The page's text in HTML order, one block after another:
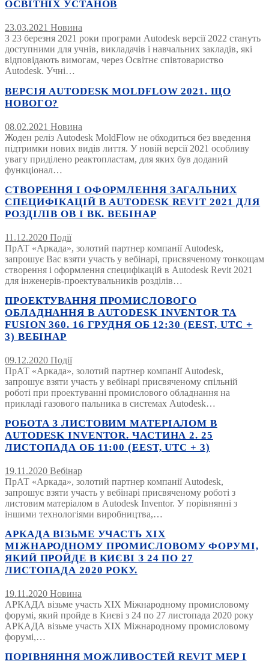
ОСВІТНІХ УСТАНОВ
23.03.2021 Новина
З 23 березня 2021 роки програми Autodesk версії 2022 стануть
доступними для учнів, викладачів і навчальних закладів, які
відповідають вимогам, через Освітнє співтовариство
Autodesk. Учні…
ВЕРСІЯ AUTODESK MOLDFLOW 2021. ЩО
НОВОГО?
08.02.2021 Новина
Жоден реліз Autodesk MoldFlow не обходиться без введення
підтримки нових видів лиття. У новій версії 2021 особливу
увагу приділено реактопластам, для яких був доданий
функціонал…
СТВОРЕННЯ І ОФОРМЛЕННЯ ЗАГАЛЬНИХ
СПЕЦИФІКАЦІЙ В AUTODESK REVIT 2021 ДЛЯ
РОЗДІЛІВ ОВ І ВК. ВЕБІНАР
11.12.2020 Події
ПрАТ «Аркада», золотий партнер компанії Autodesk,
запрошує Вас взяти участь у вебінарі, присвяченому тонкощам
створення і оформлення специфікацій в Autodesk Revit 2021
для інженерів-проектувальників розділів…
ПРОЕКТУВАННЯ ПРОМИСЛОВОГО
ОБЛАДНАННЯ В AUTODESK INVENTOR ТА
FUSION 360. 16 ГРУДНЯ ОБ 12:30 (EEST, UTC +
3) ВЕБІНАР
09.12.2020 Події
ПрАТ «Аркада», золотий партнер компанії Autodesk,
запрошує взяти участь у вебінарі присвяченому спільній
роботі при проектуванні промислового обладнання на
прикладі газового пальника в системах Autodesk…
РОБОТА З ЛИСТОВИМ МАТЕРІАЛОМ В
AUTODESK INVENTOR. ЧАСТИНА 2. 25
ЛИСТОПАДА ОБ 11:00 (EEST, UTC + 3)
19.11.2020 Вебінар
ПрАТ «Аркада», золотий партнер компанії Autodesk,
запрошує взяти участь у вебінарі присвяченому роботі з
листовим матеріалом в Autodesk Inventor. У порівнянні з
іншими технологіями виробництва,…
АРКАДА ВІЗЬМЕ УЧАСТЬ XIX
МІЖНАРОДНОМУ ПРОМИСЛОВОМУ ФОРУМІ,
ЯКИЙ ПРОЙДЕ В КИЄВІ З 24 ПО 27
ЛИСТОПАДА 2020 РОКУ.
19.11.2020 Новина
АРКАДА візьме участь XIX Міжнародному промисловому
форумі, який пройде в Києві з 24 по 27 листопада 2020 року
АРКАДА візьме участь XIX Міжнародному промисловому
форумі,…
ПОРІВНЯННЯ МОЖЛИВОСТЕЙ REVIT MEP І